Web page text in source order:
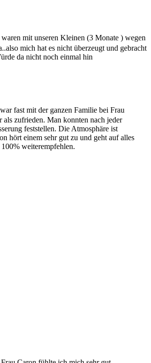
mit unseren Kleinen (3 Monate ) wegen
mich hat es nicht überzeugt und gebracht
da nicht noch einmal hin
fast mit der ganzen Familie bei Frau
als zufrieden. Man konnten nach jeder
feststellen. Die Atmosphäre ist
hört einem sehr gut zu und geht auf alles
weiterempfehlen.